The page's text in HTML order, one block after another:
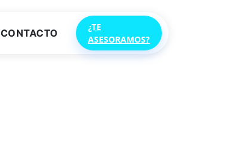
CONTACTO
¿TE
ASESORAMOS?